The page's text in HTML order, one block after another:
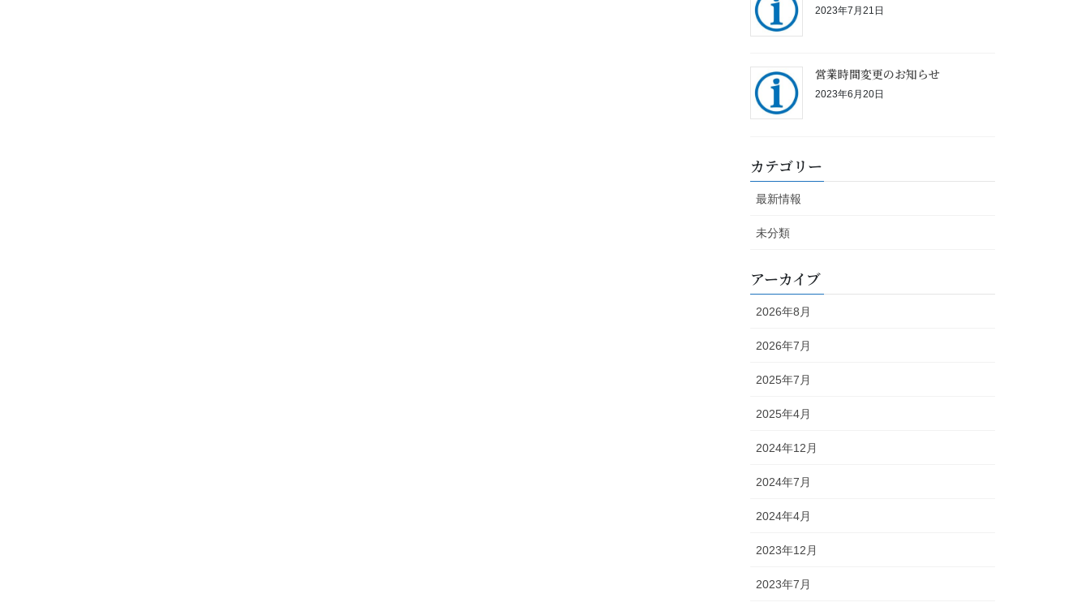
2023年7月21日
営業時間変更のお知らせ
2023年6月20日
カテゴリー
最新情報
未分類
アーカイブ
2026年8月
2026年7月
2025年7月
2025年4月
2024年12月
2024年7月
2024年4月
2023年12月
2023年7月